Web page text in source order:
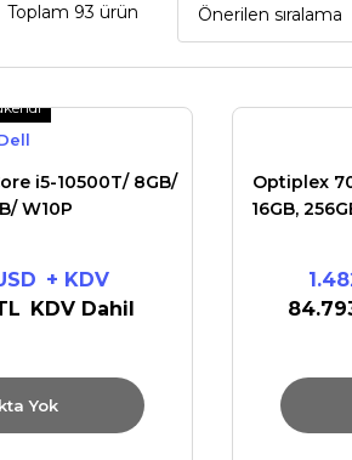
Toplam 93 ürün
i5-10500T/ 8GB/
W10P
+ KDV
KDV Dahil
Yok
Optiplex
16GB,